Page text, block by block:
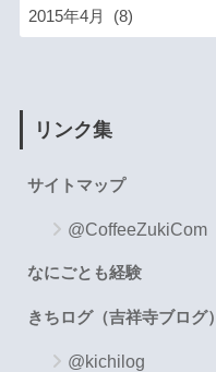
リンク集
サイトマップ
@CoffeeZukiCom
なにごとも経験
きちログ（吉祥寺ブログ）
@kichilog